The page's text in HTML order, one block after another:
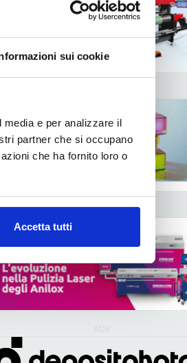
sui cookie
e per analizzare il
partner che si occupano
che ha fornito loro o
Accetta tutti
ADV
ADV